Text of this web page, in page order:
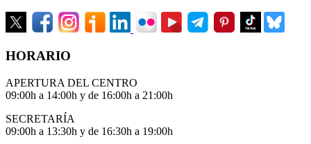
HORARIO
APERTURA DEL CENTRO
09:00h a 14:00h y de 16:00h a 21:00h
SECRETARÍA
09:00h a 13:30h y de 16:30h a 19:00h